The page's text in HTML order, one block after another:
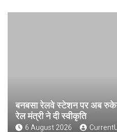
बनबसा रेलवे स्टेशन पर अब
रेल मंत्री ने दी स्वीकृति
6 August 2026